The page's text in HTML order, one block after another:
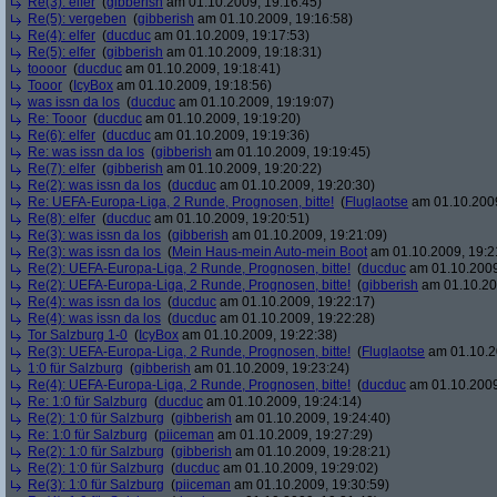
Re(5): vergeben (gibberish am 01.10.2009, 19:16:58)
Re(4): elfer (ducduc am 01.10.2009, 19:17:53)
Re(5): elfer (gibberish am 01.10.2009, 19:18:31)
toooor (ducduc am 01.10.2009, 19:18:41)
Tooor ( IcyBox am 01.10.2009, 19:18:56)
was issn da los (ducduc am 01.10.2009, 19:19:07)
Re: Tooor (ducduc am 01.10.2009, 19:19:20)
Re(6): elfer (ducduc am 01.10.2009, 19:19:36)
Re: was issn da los (gibberish am 01.10.2009, 19:19:45)
Re(7): elfer (gibberish am 01.10.2009, 19:20:22)
Re(2): was issn da los (ducduc am 01.10.2009, 19:20:30)
Re: UEFA-Europa-Liga, 2 Runde, Prognosen, bitte! (Fluglaotse am
Re(8): elfer (ducduc am 01.10.2009, 19:20:51)
Re(3): was issn da los (gibberish am 01.10.2009, 19:21:09)
Re(3): was issn da los (Mein Haus-mein Auto-mein Boot am 01.10.2009,
Re(2): UEFA-Europa-Liga, 2 Runde, Prognosen, bitte! (ducduc am
Re(2): UEFA-Europa-Liga, 2 Runde, Prognosen, bitte! (gibberish am
Re(4): was issn da los (ducduc am 01.10.2009, 19:22:17)
Re(4): was issn da los (ducduc am 01.10.2009, 19:22:28)
Tor Salzburg 1-0 ( IcyBox am 01.10.2009, 19:22:38)
Re(3): UEFA-Europa-Liga, 2 Runde, Prognosen, bitte! (Fluglaotse am
1:0 für Salzburg (gibberish am 01.10.2009, 19:23:24)
Re(4): UEFA-Europa-Liga, 2 Runde, Prognosen, bitte! (ducduc am
Re: 1:0 für Salzburg (ducduc am 01.10.2009, 19:24:14)
Re(2): 1:0 für Salzburg (gibberish am 01.10.2009, 19:24:40)
Re: 1:0 für Salzburg (piiceman am 01.10.2009, 19:27:29)
Re(2): 1:0 für Salzburg (gibberish am 01.10.2009, 19:28:21)
Re(2): 1:0 für Salzburg (ducduc am 01.10.2009, 19:29:02)
Re(3): 1:0 für Salzburg (piiceman am 01.10.2009, 19:30:59)